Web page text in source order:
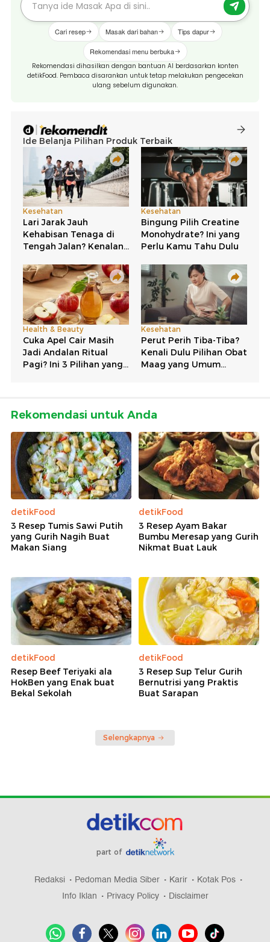
Cari resep Masak dari bahan Tips dapur
Rekomendasi menu berbuka
Rekomendasi dihasilkan dengan bantuan AI berdasarkan konten
detikFood. Pembaca disarankan untuk tetap melakukan pengecekan
ulang sebelum digunakan.
Rekomendasi untuk Anda
detikFood
3 Resep Tumis Sawi Putih
yang Gurih Nagih Buat
Makan Siang
detikFood
3 Resep Ayam Bakar
Bumbu Meresap yang Gurih
Nikmat Buat Lauk
detikFood
Resep Beef Teriyaki ala
HokBen yang Enak buat
Bekal Sekolah
detikFood
3 Resep Sup Telur Gurih
Bernutrisi yang Praktis
Buat Sarapan
Selengkapnya
part of
Redaksi Pedoman Media Siber Karir
Kotak Pos
Info Iklan
Privacy Policy Disclaimer